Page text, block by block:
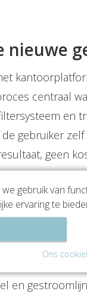
nieuwe
centraal
en
gebruiker
geen
vinden
en dat
gedoe
en
gebruik van
ervaring te
Ons